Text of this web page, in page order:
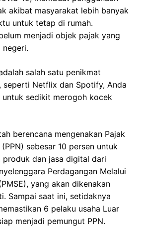
akibat masyarakat lebih banyak
untuk tetap di rumah.
menjadi objek pajak yang
negeri.
salah satu penikmat
seperti Netflix dan Spotify, Anda
untuk sedikit merogoh kocek
berencana mengenakan Pajak
sebesar 10 persen untuk
produk dan jasa digital dari
Perdagangan Melalui
yang akan dikenakan
Sampai saat ini, setidaknya
6 pelaku usaha Luar
menjadi pemungut PPN.